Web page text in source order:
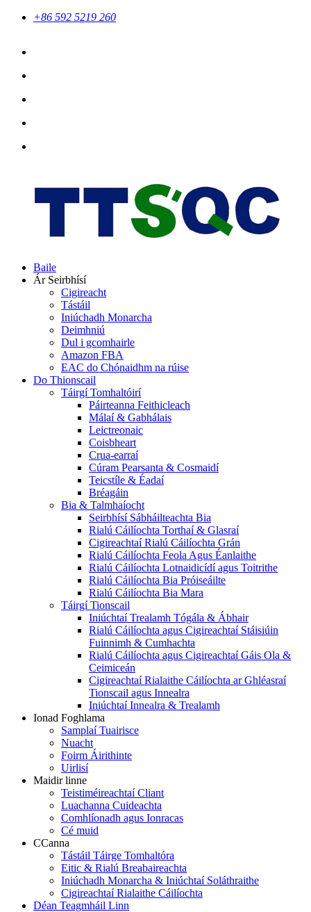
+86 592 5219 260
Baile
Ár Seirbhísí
Cigireacht
Tástáil
Iniúchadh Monarcha
Deimhniú
Dul i gcomhairle
Amazon FBA
EAC do Chónaidhm na rúise
Do Thionscail
Táirgí Tomhaltóirí
Páirteanna Feithicleach
Málaí & Gabhálais
Leictreonaic
Coisbheart
Crua-earraí
Cúram Pearsanta & Cosmaidí
Teicstíle & Éadaí
Bréagáin
Bia & Talmhaíocht
Seirbhísí Sábháilteachta Bia
Rialú Cáilíochta Torthaí & Glasraí
Cigireachtaí Rialú Cáilíochta Grán
Rialú Cáilíochta Feola Agus Éanlaithe
Rialú Cáilíochta Lotnaidicídí agus Toitrithe
Rialú Cáilíochta Bia Próiseáilte
Rialú Cáilíochta Bia Mara
Táirgí Tionscail
Iniúchtaí Trealamh Tógála & Ábhair
Rialú Cáilíochta agus Cigireachtaí Stáisiúin
Fuinnimh & Cumhachta
Rialú Cáilíochta agus Cigireachtaí Gáis Ola &
Ceimiceán
Cigireachtaí Rialaithe Cáilíochta ar Ghléasraí
Tionscail agus Innealra
Iniúchtaí Innealra & Trealamh
Ionad Foghlama
Samplaí Tuairisce
Nuacht
Foirm Áirithinte
Uirlisí
Maidir linne
Teistiméireachtaí Cliant
Luachanna Cuideachta
Comhlíonadh agus Ionracas
Cé muid
CCanna
Tástáil Táirge Tomhaltóra
Eitic & Rialú Breabaireachta
Iniúchadh Monarcha & Iniúchtaí Soláthraithe
Cigireachtaí Rialaithe Cáilíochta
Déan Teagmháil Linn